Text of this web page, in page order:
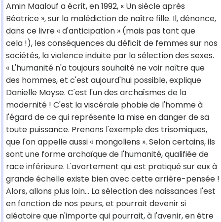
Amin Maalouf a écrit, en 1992, « Un siècle après
Béatrice », sur la malédiction de naître fille. Il, dénonce,
dans ce livre « d'anticipation » (mais pas tant que
cela !), les conséquences du déficit de femmes sur nos
sociétés, la violence induite par la sélection des sexes.
« L'humanité n'a toujours souhaité ne voir naître que
des hommes, et c'est aujourd'hui possible, explique
Danielle Moyse. C'est l'un des archaïsmes de la
modernité ! C'est la viscérale phobie de l'homme à
l'égard de ce qui représente la mise en danger de sa
toute puissance. Prenons l'exemple des trisomiques,
que l'on appelle aussi « mongoliens ». Selon certains, ils
sont une forme archaïque de l'humanité, qualifiée de
race inférieure. L'avortement qui est pratiqué sur eux à
grande échelle existe bien avec cette arrière-pensée !
Alors, allons plus loin... La sélection des naissances l'est
en fonction de nos peurs, et pourrait devenir si
aléatoire que n'importe qui pourrait, à l'avenir, en être